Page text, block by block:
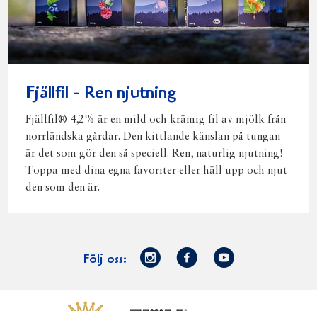
Fjällfil - Ren njutning
Fjällfil® 4,2% är en mild och krämig fil av mjölk från
norrländska gårdar. Den kittlande känslan på tungan
är det som gör den så speciell. Ren, naturlig njutning!
Toppa med dina egna favoriter eller häll upp och njut
den som den är.
Följ oss:
Norrmejerier
Facebook
Youtube
VästerbottensostFjällfil